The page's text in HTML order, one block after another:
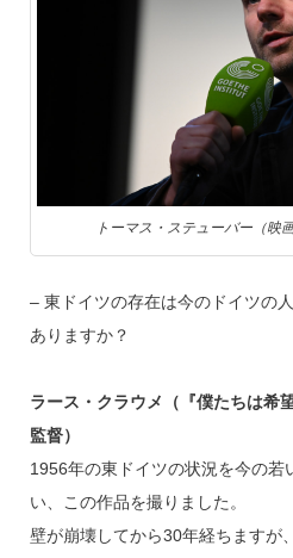
トーマス・ステューバー（映
– 東ドイツの存在は今のドイツの
ありますか？
ラース・クラウメ（『僕たちは希
監督）
1956年の東ドイツの状況を今の若
い、この作品を撮りました。
壁が崩壊してから30年経ちますが